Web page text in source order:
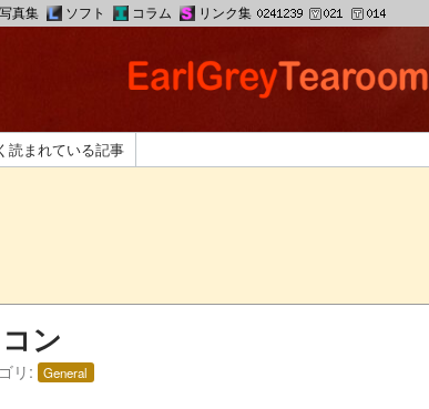
読まれている記事
ン
リ: General
写真集 ソフト コラム リンク集